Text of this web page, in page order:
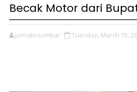
Becak Motor dari
jurnalissumbar Tuesday, March 15,